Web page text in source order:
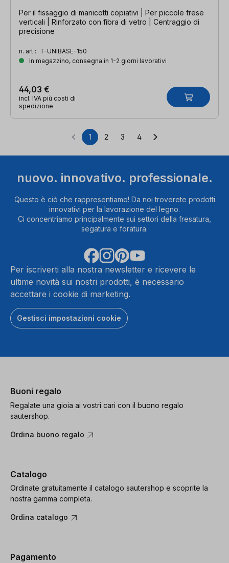
Per il fissaggio di manicotti copiativi | Per piccole frese
verticali | Rinforzato con fibra di vetro | Centraggio di
precisione
n. art.: T-UNIBASE-150
In magazzino, consegna in 1-2 giorni lavorativi
44,03 €
incl. IVA più costi di
spedizione
Pagina
1 Pagina
2 Pagina
3 Pagina
4
nuovo. innovativo. professionale.
Questo è ciò che rappresentiamo! Da noi troverete prodotti
innovativi per la lavorazione del legno.
Ci concentriamo principalmente sui settori della fresatura,
segatura e foratura.
Per iscriverti alla nostra newsletter e ricevere le
ultime novità sui nostri prodotti, è necessario
accettare i cookie di marketing.
Gestisci impostazioni cookie
Buoni regalo
Regalate una gioia ai vostri cari con il buono regalo
sautershop.
Ordina buono regalo
Catalogo
Ordinate gratuitamente il catalogo sautershop e scoprite la
nostra gamma completa.
Ordina catalogo
Pagamento